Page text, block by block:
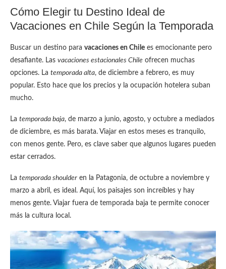
Cómo Elegir tu Destino Ideal de
Vacaciones en Chile Según la Temporada
Buscar un destino para vacaciones en Chile es emocionante pero
desafiante. Las vacaciones estacionales Chile ofrecen muchas
opciones. La temporada alta, de diciembre a febrero, es muy
popular. Esto hace que los precios y la ocupación hotelera suban
mucho.
La temporada baja, de marzo a junio, agosto, y octubre a mediados
de diciembre, es más barata. Viajar en estos meses es tranquilo,
con menos gente. Pero, es clave saber que algunos lugares pueden
estar cerrados.
La temporada shoulder en la Patagonia, de octubre a noviembre y
marzo a abril, es ideal. Aquí, los paisajes son increíbles y hay
menos gente. Viajar fuera de temporada baja te permite conocer
más la cultura local.